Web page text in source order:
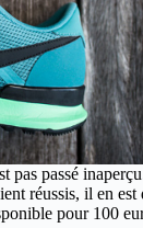
pas passé
réussis, il en est
pour 100